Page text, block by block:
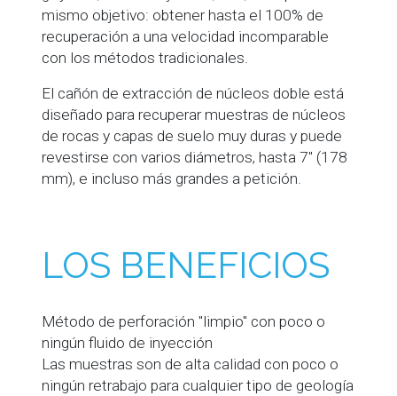
mismo objetivo: obtener hasta el 100% de
recuperación a una velocidad incomparable
con los métodos tradicionales.
El cañón de extracción de núcleos doble está
diseñado para recuperar muestras de núcleos
de rocas y capas de suelo muy duras y puede
revestirse con varios diámetros, hasta 7" (178
mm), e incluso más grandes a petición.
LOS BENEFICIOS
Método de perforación "limpio" con poco o
ningún fluido de inyección
Las muestras son de alta calidad con poco o
ningún retrabajo para cualquier tipo de geología